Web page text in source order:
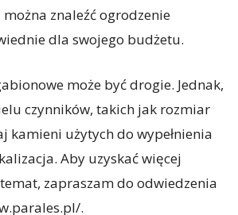
znaleźć ogrodzenie
dla swojego budżetu.
może być drogie. Jednak,
czynników, takich jak rozmiar
kamieni użytych do wypełnienia
Aby uzyskać więcej
zapraszam do odwiedzenia
.